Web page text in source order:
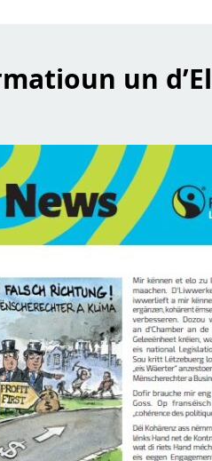
un